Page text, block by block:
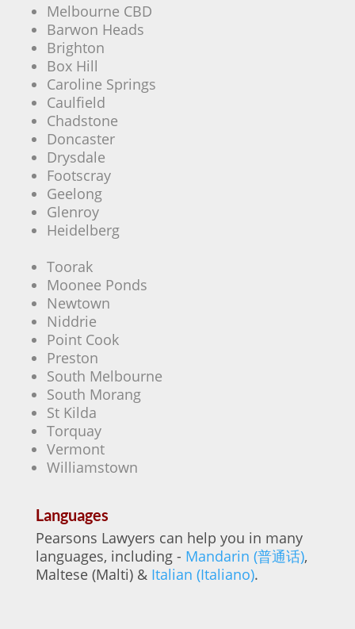
Melbourne CBD
Barwon Heads
Brighton
Box Hill
Caroline Springs
Caulfield
Chadstone
Doncaster
Drysdale
Footscray
Geelong
Glenroy
Heidelberg
Toorak
Moonee Ponds
Newtown
Niddrie
Point Cook
Preston
South Melbourne
South Morang
St Kilda
Torquay
Vermont
Williamstown
Languages
Pearsons Lawyers can help you in many
languages, including - Mandarin (普通话),
Maltese (Malti) & Italian (Italiano).